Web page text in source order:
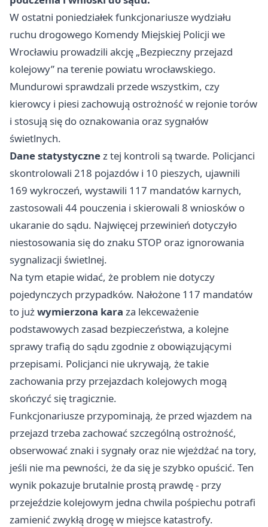
W ostatni poniedziałek funkcjonariusze wydziału
ruchu drogowego Komendy Miejskiej Policji we
Wrocławiu prowadzili akcję „Bezpieczny przejazd
kolejowy” na terenie powiatu wrocławskiego.
Mundurowi sprawdzali przede wszystkim, czy
kierowcy i piesi zachowują ostrożność w rejonie torów
i stosują się do oznakowania oraz sygnałów
świetlnych.
Dane statystycznez tej kontroli są twarde. Policjanci
skontrolowali 218 pojazdów i 10 pieszych, ujawnili
169 wykroczeń, wystawili 117 mandatów karnych,
zastosowali 44 pouczenia i skierowali 8 wniosków o
ukaranie do sądu. Najwięcej przewinień dotyczyło
niestosowania się do znaku STOP oraz ignorowania
sygnalizacji świetlnej.
Na tym etapie widać, że problem nie dotyczy
pojedynczych przypadków. Nałożone 117 mandatów
to jużwymierzona kara za lekceważenie
podstawowych zasad bezpieczeństwa, a kolejne
sprawy trafią do sądu zgodnie z obowiązującymi
przepisami. Policjanci nie ukrywają, że takie
zachowania przy przejazdach kolejowych mogą
skończyć się tragicznie.
Funkcjonariusze przypominają, że przed wjazdem na
przejazd trzeba zachować szczególną ostrożność,
obserwować znaki i sygnały oraz nie wjeżdżać na tory,
jeśli nie ma pewności, że da się je szybko opuścić. Ten
wynik pokazuje brutalnie prostą prawdę - przy
przejeździe kolejowym jedna chwila pośpiechu potrafi
zamienić zwykłą drogę w miejsce katastrofy.